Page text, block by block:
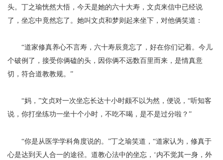
头。丁之瑜恍然大悟，今天是她的六十大寿，文贞来信中已经说
了，坐忘中竟然忘了。她叫文贞和梦则起来坐下，对他俩笑道：
“道家修真养心不言寿，六十寿辰竟忘了，好在你们记着。今儿
个破例了，接受你俩磕的头，因你俩不远数百里而来，是情真意
切，符合道教教规。”
“妈，”文贞对一次坐忘长达十小时颇不以为然，便说，“听知客
说，你打坐练功一坐十个小时，不吃不喝，是不是过分啦？”
“你是从医学学科角度说的。”丁之瑜笑道，“道家认为，修真于
心是达到天人合一的途径。道教心法中的坐忘，‘内不觉其一身，外